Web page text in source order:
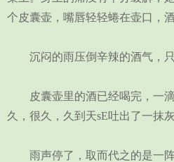
个皮囊壶，嘴唇轻轻蜷在壶口，
沉闷的雨压倒辛辣的酒气，只
皮囊壶里的酒已经喝完，一滴
久，很久，久到天sE吐出了一抹
雨声停了，取而代之的是一阵